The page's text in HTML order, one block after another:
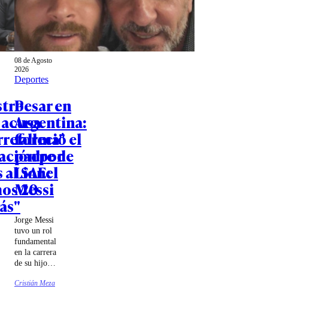
por
SAE:
20
08 de Agosto
2026
Deportes
Pesar en
Argentina:
falleció el
padre de
Lionel
Messi
Jorge Messi
tuvo un rol
fundamental
en la carrera
de su hijo,
España para
Cristián Meza